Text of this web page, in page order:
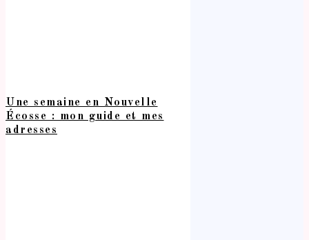
Une semaine en Nouvelle
Écosse : mon guide et mes
adresses